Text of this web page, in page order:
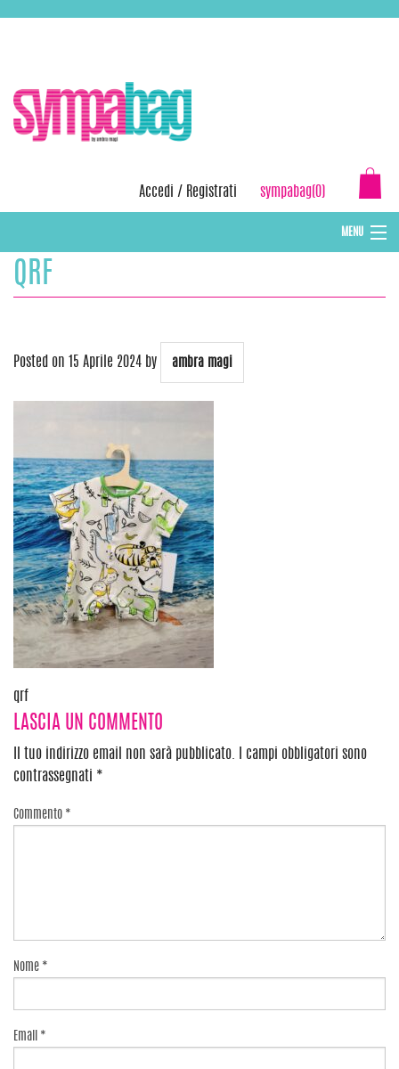
Accedi / Registrati sympabag(0)
MENU
CAPPELLI INVERNALI DONNA
QRF
Posted on 15 Aprile 2024 by ambra magi
Navigazione
articoli
qrf
LASCIA UN COMMENTO
Il tuo indirizzo email non sarà pubblicato.
I campi obbligatori sono
contrassegnati *
Commento *
Nome *
Email *